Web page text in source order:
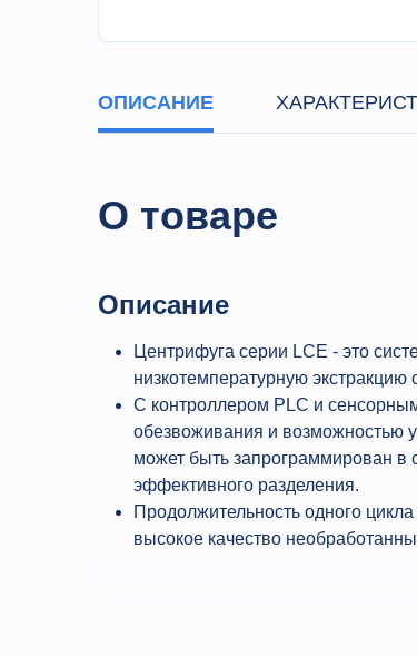
ОПИСАНИЕ
О товаре
Описание
Центрифуга серии LCE - это
низкотемпературную
С контроллером PLC и
обезвоживания и возможностью
может быть запрограммирован в
эффективного разделения.
Продолжительность одного
высокое качество